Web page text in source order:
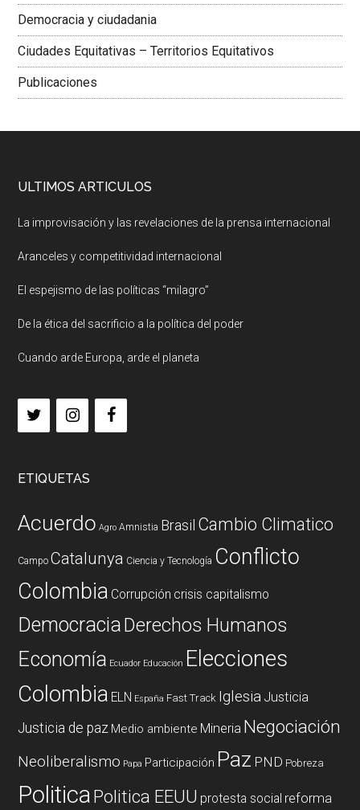
Democracia y ciudadania
Ciudades Equitativas – Territorios Equitativos
Publicaciones
ULTIMOS ARTICULOS
La improvisación y las revelaciones de la prensa internacional
Aranceles y competitividad internacional
El espejismo de las políticas “milagro”
De la ética del sacrificio a la política del poder
Cuando arde Europa, arde el planeta
ETIQUETAS
Acuerdo Agro Amnistia Brasil Cambio Climatico
Campo Catalunya Ciencia y Tecnología Conflicto
Colombia Corrupción crisis capitalismo
DemocraciaDerechos Humanos
Economía Ecuador Educación Elecciones
Colombia ELN España Fast Track Iglesia Justicia
Justicia de paz Medio ambiente Mineria Negociación
Neoliberalismo Papa Participación Paz PND Pobreza
PoliticaPolitica EEUU protesta social reforma